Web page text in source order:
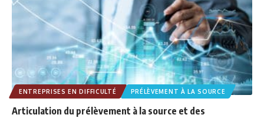
ENTREPRISES EN DIFFICULTÉ PRÉLÈVEMENT À LA SOURCE
Articulation du prélèvement à la source et des